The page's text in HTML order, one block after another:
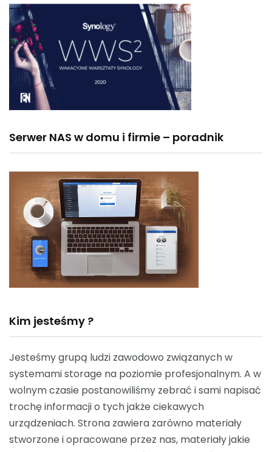
Serwer NAS w domu i firmie – poradnik
Kim jesteśmy ?
Jesteśmy grupą ludzi zawodowo związanych w
systemami storage na poziomie profesjonalnym. A w
wolnym czasie postanowiliśmy zebrać i sami napisać
trochę informacji o tych jakże ciekawych
urządzeniach. Strona zawiera zarówno materiały
stworzone i opracowane przez nas, materiały jakie